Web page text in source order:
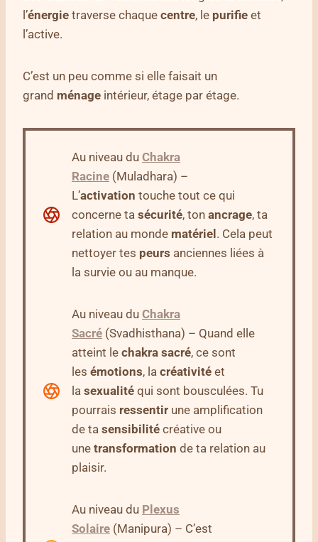
l’énergie traverse chaque centre, le purifie et
l’active.
C’est un peu comme si elle faisait un
grand ménage intérieur, étage par étage.
Au niveau du Chakra
Racine (Muladhara) –
L’activation touche tout ce qui
concerne ta sécurité, ton ancrage, ta
relation au monde matériel . Cela peut
nettoyer tes peurs anciennes liées à
la survie ou au manque.
Au niveau du Chakra
Sacré (Svadhisthana) – Quand elle
atteint le chakra sacré, ce sont
les émotions, la créativité et
la sexualité qui sont bousculées. Tu
pourrais ressentir une amplification
de ta sensibilité créative ou
une transformation de ta relation au
plaisir.
Au niveau du Plexus
Solaire (Manipura) – C’est